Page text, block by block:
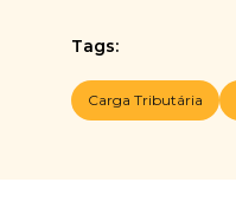
Tags:
Carga Tributária